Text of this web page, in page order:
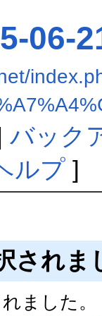
06-
バック
ルプ]
されま
ました。